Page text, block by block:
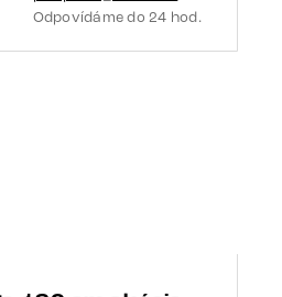
Odpovídáme do 24 hod.